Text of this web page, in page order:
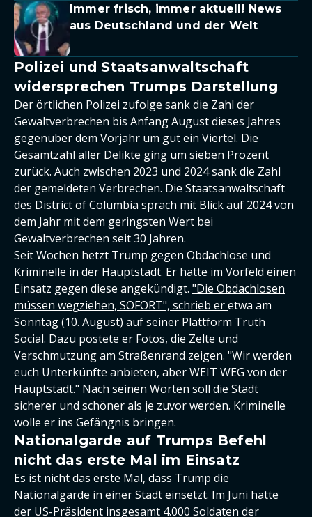
Immer frisch, immer aktuell! News
aus Deutschland und der Welt
Polizei und Staatsanwaltschaft
widersprechen Trumps Darstellung
Der örtlichen Polizei zufolge sank die Zahl der
Gewaltverbrechen bis Anfang August dieses Jahres
gegenüber dem Vorjahr um gut ein Viertel. Die
Gesamtzahl aller Delikte ging um sieben Prozent
zurück. Auch zwischen 2023 und 2024 sank die Zahl
der gemeldeten Verbrechen. Die Staatsanwaltschaft
des District of Columbia sprach mit Blick auf 2024 von
dem Jahr mit dem geringsten Wert bei
Gewaltverbrechen seit 30 Jahren.
Seit Wochen hetzt Trump gegen Obdachlose und
Kriminelle in der Hauptstadt. Er hatte im Vorfeld einen
Einsatz gegen diese angekündigt. "Die Obdachlosen
müssen wegziehen, SOFORT", schrieb eretwa am
Sonntag (10. August) auf seiner Plattform Truth
Social. Dazu postete er Fotos, die Zelte und
Verschmutzung am Straßenrand zeigen. "Wir werden
euch Unterkünfte anbieten, aber WEIT WEG von der
Hauptstadt." Nach seinen Worten soll die Stadt
sicherer und schöner als je zuvor werden. Kriminelle
wolle er ins Gefängnis bringen.
Nationalgarde auf Trumps Befehl
nicht das erste Mal im Einsatz
Es ist nicht das erste Mal, dass Trump die
Nationalgarde in einer Stadt einsetzt. Im Juni hatte
der US-Präsident insgesamt 4.000 Soldaten der